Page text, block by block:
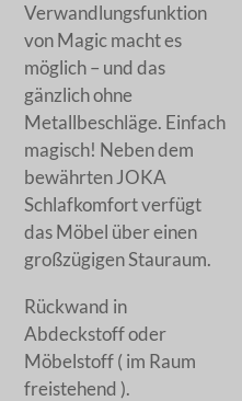
Verwandlungsfunktion
von Magic macht es
möglich – und das
gänzlich ohne
Metallbeschläge. Einfach
magisch! Neben dem
bewährten JOKA
Schlafkomfort verfügt
das Möbel über einen
großzügigen Stauraum.
Rückwand in
Abdeckstoff oder
Möbelstoff ( im Raum
freistehend ).